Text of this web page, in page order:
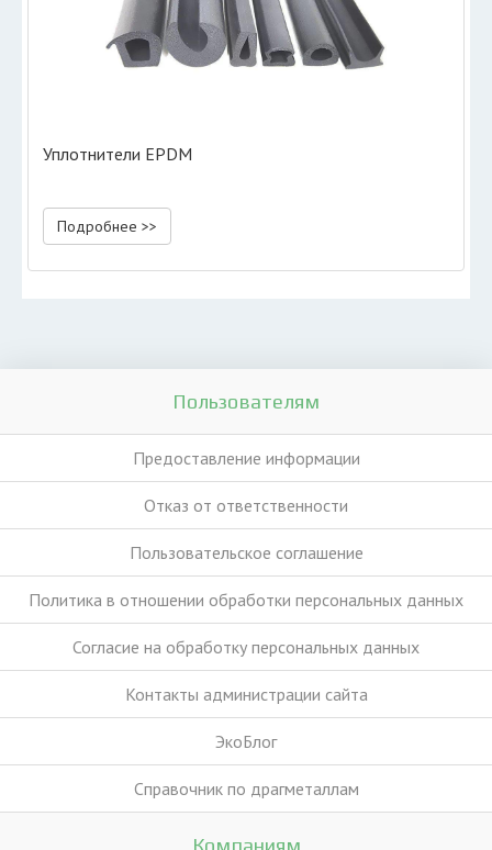
Уплотнители EPDM
Подробнее >>
Пользователям
Предоставление информации
Отказ от ответственности
Пользовательское соглашение
Политика в отношении обработки персональных данных
Согласие на обработку персональных данных
Контакты администрации сайта
ЭкоБлог
Справочник по драгметаллам
Компаниям